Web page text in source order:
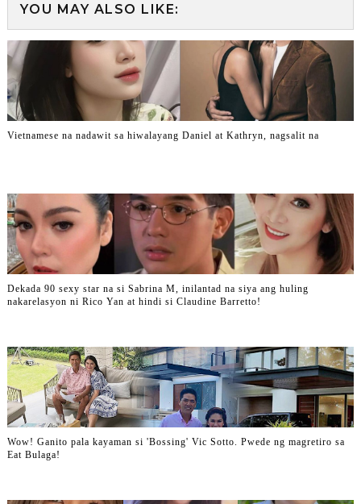
YOU MAY ALSO LIKE:
Vietnamese na nadawit sa hiwalayang Daniel at Kathryn, nagsalit na
Dekada 90 sexy star na si Sabrina M, inilantad na siya ang huling
nakarelasyon ni Rico Yan at hindi si Claudine Barretto!
Wow! Ganito pala kayaman si 'Bossing' Vic Sotto. Pwede ng magretiro sa
Eat Bulaga!